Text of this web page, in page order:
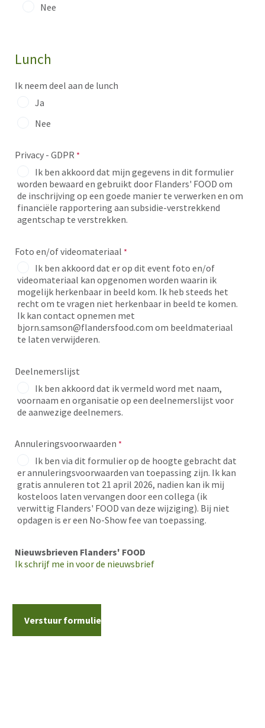
Nee
Lunch
Ik neem deel aan de lunch
Ja
Nee
Privacy - GDPR
Ik ben akkoord dat mijn gegevens in dit formulier
worden bewaard en gebruikt door Flanders' FOOD om
de inschrijving op een goede manier te verwerken en om
financiële rapportering aan subsidie-verstrekkend
agentschap te verstrekken.
Foto en/of videomateriaal
Ik ben akkoord dat er op dit event foto en/of
videomateriaal kan opgenomen worden waarin ik
mogelijk herkenbaar in beeld kom. Ik heb steeds het
recht om te vragen niet herkenbaar in beeld te komen.
Ik kan contact opnemen met
bjorn.samson@flandersfood.com om beeldmateriaal
te laten verwijderen.
Deelnemerslijst
Ik ben akkoord dat ik vermeld word met naam,
voornaam en organisatie op een deelnemerslijst voor
de aanwezige deelnemers.
Annuleringsvoorwaarden
Ik ben via dit formulier op de hoogte gebracht dat
er annuleringsvoorwaarden van toepassing zijn. Ik kan
gratis annuleren tot 21 april 2026, nadien kan ik mij
kosteloos laten vervangen door een collega (ik
verwittig Flanders' FOOD van deze wijziging). Bij niet
opdagen is er een No-Show fee van toepassing.
Nieuwsbrieven Flanders' FOOD
Ik schrijf me in voor de nieuwsbrief